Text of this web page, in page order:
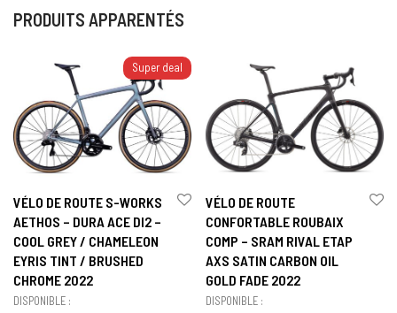
PRODUITS APPARENTÉS
Super deal
VÉLO DE ROUTE S-WORKS
AETHOS – DURA ACE DI2 –
COOL GREY / CHAMELEON
EYRIS TINT / BRUSHED
CHROME 2022
DISPONIBLE :
VÉLO DE ROUTE
CONFORTABLE ROUBAIX
COMP – SRAM RIVAL ETAP
AXS SATIN CARBON OIL
GOLD FADE 2022
DISPONIBLE :